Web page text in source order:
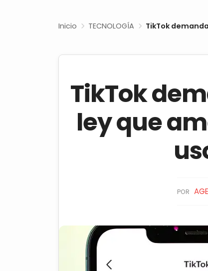
Inicio TECNOLOGÍA TikTok
TikTok
ley que
POR